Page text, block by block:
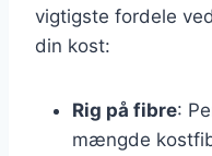
vigtigste fordele
din kost:
Rig på fibre:
mængde